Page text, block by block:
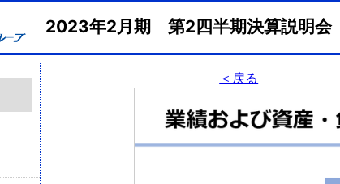
2023年2月期 第2四半期決算説明会
＜戻る